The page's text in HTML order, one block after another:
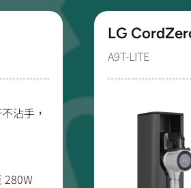
沾手，
280W
LG
A9T-LITE